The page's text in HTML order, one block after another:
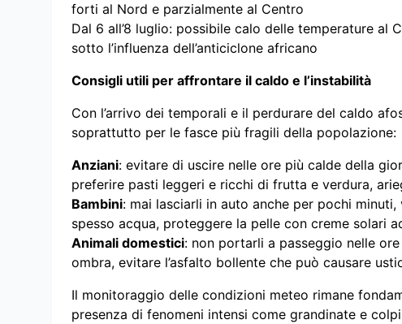
forti al Nord e parzialmente al Centro
Dal 6 all’8 luglio: possibile calo delle temperature al
sotto l’influenza dell’anticiclone africano
Consigli utili per affrontare il caldo e l’instabilità
Con l’arrivo dei temporali e il perdurare del caldo
soprattutto per le fasce più fragili della popolazione:
Anziani: evitare di uscire nelle ore più calde della
preferire pasti leggeri e ricchi di frutta e verdura,
Bambini: mai lasciarli in auto anche per pochi
spesso acqua, proteggere la pelle con creme solari
Animali domestici: non portarli a passeggio nelle
ombra, evitare l’asfalto bollente che può causare
Il monitoraggio delle condizioni meteo rimane
presenza di fenomeni intensi come grandinate e